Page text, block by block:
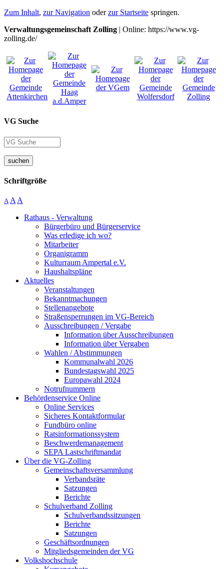
Zum Inhalt, zur Navigation oderzur Startseite springen.
Verwaltungsgemeinschaft Zolling | Online: https://www.vg-
zolling.de/
VG Suche
suchen
Schriftgröße
A A A
Rathaus - Verwaltung
Bürgerbüro und Bürgerservice
Was erledige ich wo?
Mitarbeiter
Organigramm
Kulturraum Ampertal e.V.
Haushaltspläne
Aktuelles
Veranstaltungen
Bekanntmachungen
Stellenangebote
Straßensperrungen im VG-Bereich
Ausschreibungen / Vergabe
Information über Ausschreibungen
Information über Vergaben
Wahlen / Abstimmungen
Kommunalwahl 2026
Bundestagswahl 2025
Europawahl 2024
Notrufnummern
Behördenservice Online
Online Services
Sicheres Kontaktformular
Fundbüro online
Ratsinformationssystem
Beschwerdemanagement
SEPA Lastschriftmandat
Über die VG-Zolling
Gemeinschaftsversammlung
Verbandsräte
Satzungen
Berichte
Schulverband Zolling
Schulverbandssitzungen
Berichte
Satzungen
Geschäftsordnungen
Mitgliedsgemeinden der VG
Volkshochschule